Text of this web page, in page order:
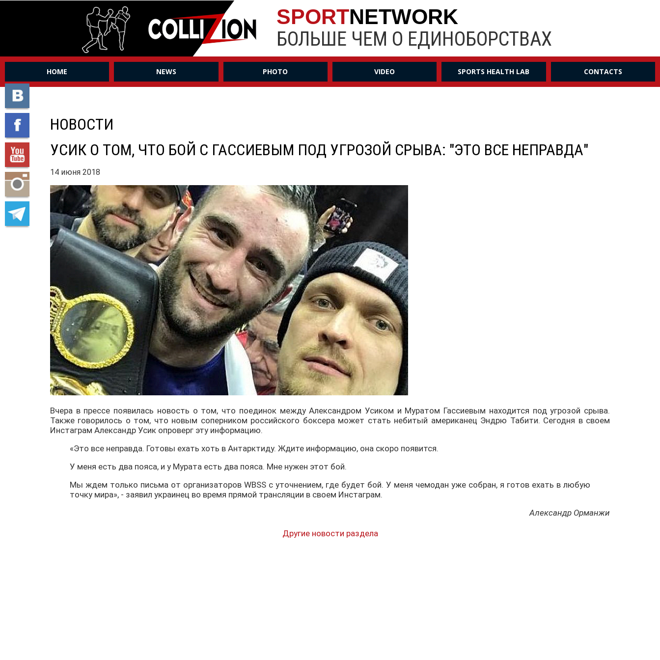
SPORTNETWORK
БОЛЬШЕ ЧЕМ О ЕДИНОБОРСТВАХ
HOME NEWS PHOTO VIDEO SPORTS HEALTH LAB CONTACTS
НОВОСТИ
УСИК О ТОМ, ЧТО БОЙ С ГАССИЕВЫМ ПОД УГРОЗОЙ СРЫВА: "ЭТО ВСЕ НЕПРАВДА"
14 июня 2018
Вчера в прессе появилась новость о том, что поединок между Александром Усиком и Муратом Гассиевым находится под угрозой срыва.
Также говорилось о том, что новым соперником российского боксера может стать небитый американец Эндрю Табити. Сегодня в своем
Инстаграм Александр Усик опроверг эту информацию.
«Это все неправда. Готовы ехать хоть в Антарктиду. Ждите информацию, она скоро появится.
У меня есть два пояса, и у Мурата есть два пояса. Мне нужен этот бой.
Мы ждем только письма от организаторов WBSS с уточнением, где будет бой. У меня чемодан уже собран, я готов ехать в любую
точку мира», - заявил украинец во время прямой трансляции в своем Инстаграм.
Александр Орманжи
Другие новости раздела